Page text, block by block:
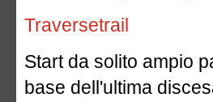
Traversetrail
Start da solito ampio
base dell'ultima